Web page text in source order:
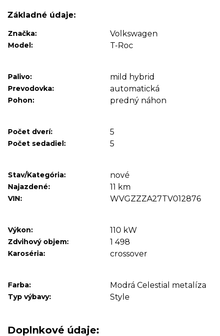
Základné údaje:
Značka: Volkswagen
Model: T-Roc
Palivo: mild hybrid
Prevodovka: automatická
Pohon: predný náhon
Počet dverí: 5
Počet sedadiel: 5
Stav/Kategória: nové
Najazdené: 11 km
VIN: WVGZZZA27TV012876
Výkon: 110 kW
Zdvihový objem: 1 498
Karoséria: crossover
Farba: Modrá Celestial metalíza
Typ výbavy: Style
Doplnkové údaje: